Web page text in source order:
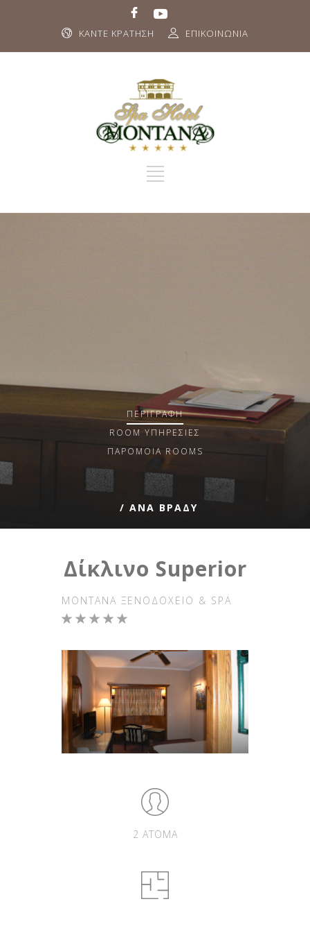
ΕΠΙΚΟΙΝΩΝΙΑ
ΚΑΝΤΕ ΚΡΑΤΗΣΗ
ΠΕΡΙΓΡΑΦΉ
ROOM ΥΠΗΡΕΣΊΕΣ
ΠΑΡΌΜΟΙΑ ROOMS
/ ΑΝΑ ΒΡΑΔΥ
Δίκλινο Superior
MONTANA ΞΕΝΟΔΟΧΕΊΟ & SPA
2 ΑΤΟΜΑ